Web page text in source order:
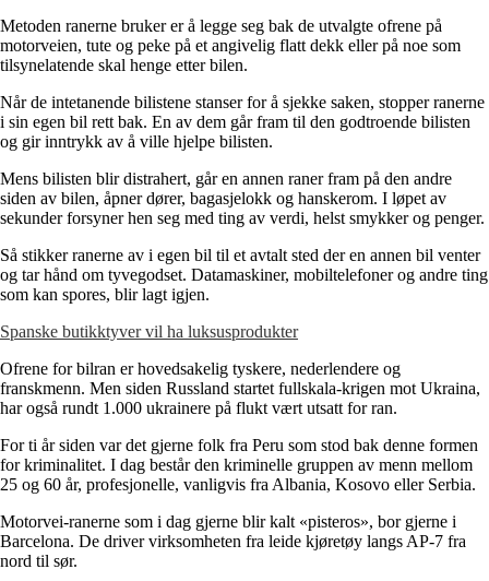
Metoden ranerne bruker er å legge seg bak de utvalgte ofrene på
motorveien, tute og peke på et angivelig flatt dekk eller på noe som
tilsynelatende skal henge etter bilen.
Når de intetanende bilistene stanser for å sjekke saken, stopper ranerne
i sin egen bil rett bak. En av dem går fram til den godtroende bilisten
og gir inntrykk av å ville hjelpe bilisten.
Mens bilisten blir distrahert, går en annen raner fram på den andre
siden av bilen, åpner dører, bagasjelokk og hanskerom. I løpet av
sekunder forsyner hen seg med ting av verdi, helst smykker og penger.
Så stikker ranerne av i egen bil til et avtalt sted der en annen bil venter
og tar hånd om tyvegodset. Datamaskiner, mobiltelefoner og andre ting
som kan spores, blir lagt igjen.
Spanske butikktyver vil ha luksusprodukter
Ofrene for bilran er hovedsakelig tyskere, nederlendere og
franskmenn. Men siden Russland startet fullskala-krigen mot Ukraina,
har også rundt 1.000 ukrainere på flukt vært utsatt for ran.
For ti år siden var det gjerne folk fra Peru som stod bak denne formen
for kriminalitet. I dag består den kriminelle gruppen av menn mellom
25 og 60 år, profesjonelle, vanligvis fra Albania, Kosovo eller Serbia.
Motorvei-ranerne som i dag gjerne blir kalt «pisteros», bor gjerne i
Barcelona. De driver virksomheten fra leide kjøretøy langs AP-7 fra
nord til sør.